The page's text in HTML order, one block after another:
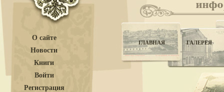
О сайте
Новости
Книги
Войти
Регистрация
ГЛАВНАЯ ГАЛЕРЕЯ